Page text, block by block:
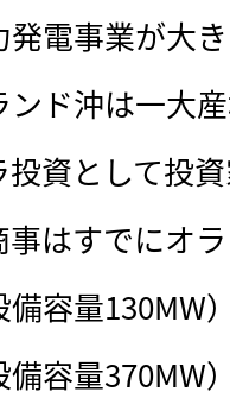
電事業が大
ンド沖は一大
資として投
事はすでにオ
容量130MW
容量370MW